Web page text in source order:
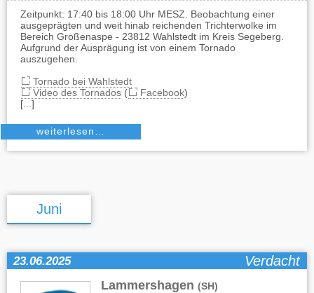
Zeitpunkt: 17:40 bis 18:00 Uhr MESZ. Beobachtung einer
ausgeprägten und weit hinab reichenden Trichterwolke im
Bereich Großenaspe - 23812 Wahlstedt im Kreis Segeberg.
Aufgrund der Ausprägung ist von einem Tornado
auszugehen.
Tornado bei Wahlstedt
Video des Tornados( Facebook)
[...]
weiterlesen…
Juni
23.06.2025 Verdacht
Lammershagen (SH)